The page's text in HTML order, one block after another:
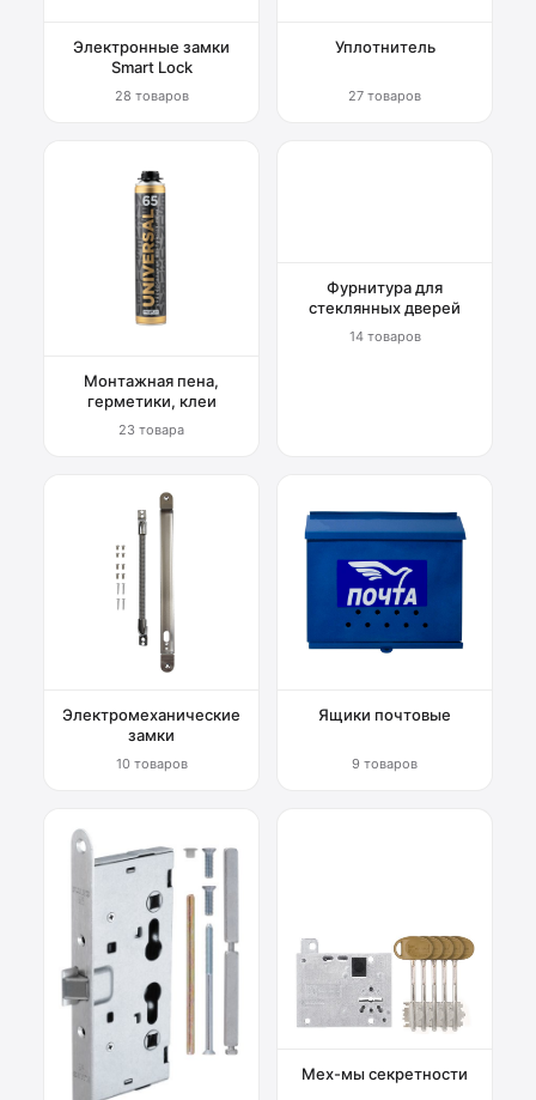
Электронные замки
Smart Lock
28 товаров
Уплотнитель
27 товаров
Монтажная пена,
герметики, клеи
23 товара
Фурнитура для
стеклянных дверей
14 товаров
Электромеханические
замки
10 товаров
Ящики почтовые
9 товаров
Мех-мы секретности